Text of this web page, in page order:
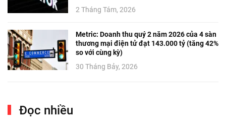
2 Tháng Tám, 2026
Metric: Doanh thu quý 2 năm 2026 của 4 sàn
thương mại điện tử đạt 143.000 tỷ (tăng 42%
so với cùng kỳ)
30 Tháng Bảy, 2026
Đọc nhiều